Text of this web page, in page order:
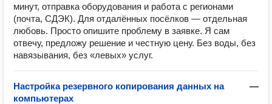
минут, отправка оборудования и работа с регионами
(почта, СДЭК). Для отдалённых посёлков — отдельная
любовь. Просто опишите проблему в заявке. Я сам
отвечу, предложу решение и честную цену. Без воды, без
навязывания, без «левых» услуг.
Настройка резервного копирования данных на
компьютерах
—